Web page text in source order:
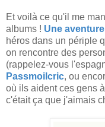
Et voilà ce qu'il me
albums ! Une aventure
héros dans un périple
on rencontre des
(rappelez-vous
Passmoilcric, ou
où ils aident ces gens
c'était ça que j'aimais